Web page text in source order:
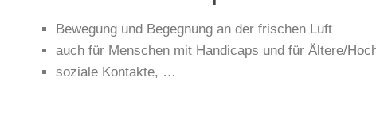
Bewegung und Begegnung an der frischen Luft
auch für Menschen mit Handicaps und für Ältere/
soziale Kontakte, …